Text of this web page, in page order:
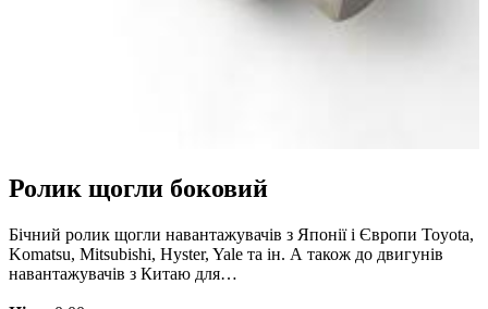
Ролик щогли боковий
Бічний ролик щогли навантажувачів з Японії і Європи Toyota,
Komatsu, Mitsubishi, Hyster, Yale та ін. А також до двигунів
навантажувачів з Китаю для…